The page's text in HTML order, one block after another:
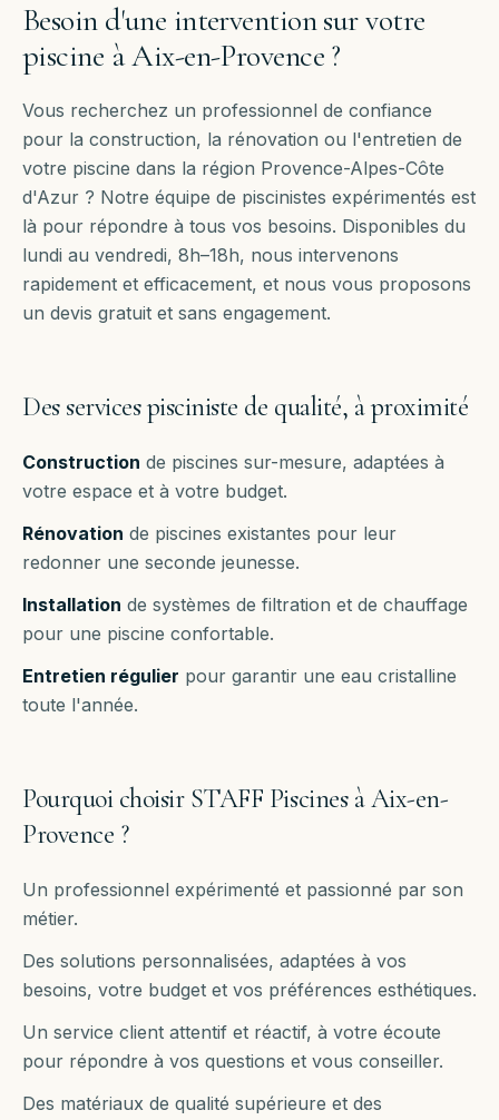
Besoin d'une intervention sur votre
piscine àAix-en-Provence ?
Vous recherchez un professionnel de confiance
pour la construction, la rénovation ou l'entretien de
votre piscine dans la région Provence-Alpes-Côte
d'Azur ? Notre équipe de piscinistes expérimentés est
là pour répondre à tous vos besoins. Disponibles du
lundi au vendredi, 8h–18h, nous intervenons
rapidement et efficacement, et nous vous proposons
un devis gratuit et sans engagement.
Des services pisciniste de qualité, à proximité
Construction de piscines sur-mesure, adaptées à
votre espace et à votre budget.
Rénovation de piscines existantes pour leur
redonner une seconde jeunesse.
Installation de systèmes de filtration et de chauffage
pour une piscine confortable.
Entretien régulier pour garantir une eau cristalline
toute l'année.
Pourquoi choisir STAFF Piscines àAix-en-
Provence ?
Un professionnel expérimenté et passionné par son
métier.
Des solutions personnalisées, adaptées à vos
besoins, votre budget et vos préférences esthétiques.
Un service client attentif et réactif, à votre écoute
pour répondre à vos questions et vous conseiller.
Des matériaux de qualité supérieure et des